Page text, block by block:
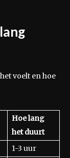
voelt en hoe
Hoe lang
het duurt
1-3 uur